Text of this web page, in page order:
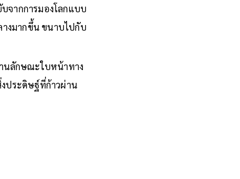
จากการมองโลกแบบ
างมากขึ้น ขนาบไปกับ
านลักษณะใบหน้าทาง
ประดิษฐ์ที่ก้าวผ่าน